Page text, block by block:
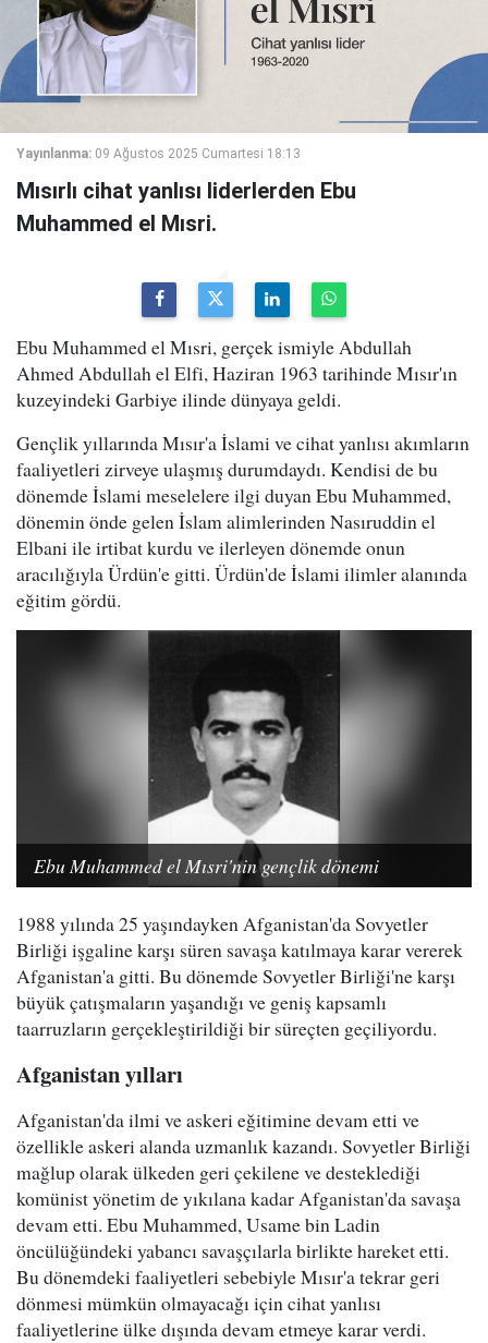
Yayınlanma: 09 Ağustos 2025 Cumartesi 18:13
Mısırlı cihat yanlısı liderlerden Ebu
Muhammed el Mısri.
Ebu Muhammed el Mısri, gerçek ismiyle Abdullah
Ahmed Abdullah el Elfi, Haziran 1963 tarihinde Mısır'ın
kuzeyindeki Garbiye ilinde dünyaya geldi.
Gençlik yıllarında Mısır'a İslami ve cihat yanlısı akımların
faaliyetleri zirveye ulaşmış durumdaydı. Kendisi de bu
dönemde İslami meselelere ilgi duyan Ebu Muhammed,
dönemin önde gelen İslam alimlerinden Nasıruddin el
Elbani ile irtibat kurdu ve ilerleyen dönemde onun
aracılığıyla Ürdün'e gitti. Ürdün'de İslami ilimler alanında
eğitim gördü.
Ebu Muhammed el Mısri'nin gençlik dönemi
1988 yılında 25 yaşındayken Afganistan'da Sovyetler
Birliği işgaline karşı süren savaşa katılmaya karar vererek
Afganistan'a gitti. Bu dönemde Sovyetler Birliği'ne karşı
büyük çatışmaların yaşandığı ve geniş kapsamlı
taarruzların gerçekleştirildiği bir süreçten geçiliyordu.
Afganistan yılları
Afganistan'da ilmi ve askeri eğitimine devam etti ve
özellikle askeri alanda uzmanlık kazandı. Sovyetler Birliği
mağlup olarak ülkeden geri çekilene ve desteklediği
komünist yönetim de yıkılana kadar Afganistan'da savaşa
devam etti. Ebu Muhammed, Usame bin Ladin
öncülüğündeki yabancı savaşçılarla birlikte hareket etti.
Bu dönemdeki faaliyetleri sebebiyle Mısır'a tekrar geri
dönmesi mümkün olmayacağı için cihat yanlısı
faaliyetlerine ülke dışında devam etmeye karar verdi.